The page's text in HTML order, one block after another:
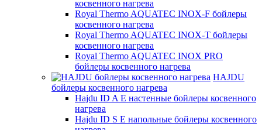
косвенного нагрева
Royal Thermo AQUATEC INOX-F бойлеры
косвенного нагрева
Royal Thermo AQUATEC INOX-T бойлеры
косвенного нагрева
Royal Thermo AQUATEC INOX PRO
бойлеры косвенного нагрева
HAJDU
бойлеры косвенного нагрева
Hajdu ID A E настенные бойлеры косвенного
нагрева
Hajdu ID S E напольные бойлеры косвенного